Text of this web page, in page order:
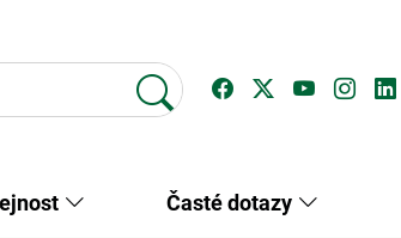
Časté dotazy